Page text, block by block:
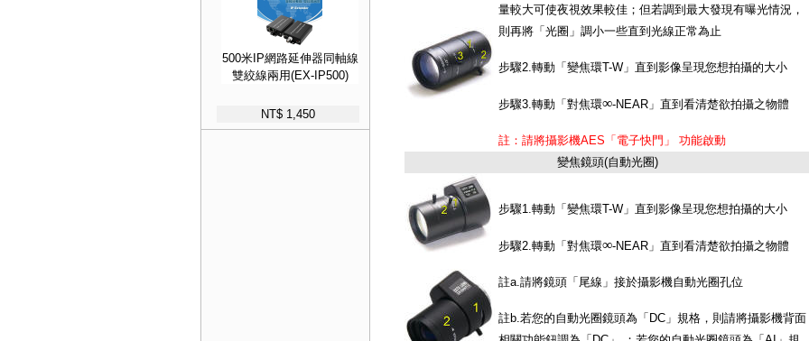
500米IP網路延伸器同軸線
雙絞線兩用(EX-IP500)
NT$ 1,450
量較大可使夜視效果較佳；但若調到最大發現有曝光情況，
則再將「光圈」調小一些直到光線正常為止
步驟2.轉動「變焦環T-W」直到影像呈現您想拍攝的大小
步驟3.轉動「對焦環∞-NEAR」直到看清楚欲拍攝之物體
註：請將攝影機AES「電子快門」 功能啟動
變焦鏡頭(自動光圈)
步驟1.轉動「變焦環T-W」直到影像呈現您想拍攝的大小
步驟2.轉動「對焦環∞-NEAR」直到看清楚欲拍攝之物體
註a.請將鏡頭「尾線」接於攝影機自動光圈孔位
註b.若您的自動光圈鏡頭為「DC」規格，則請將攝影機背面